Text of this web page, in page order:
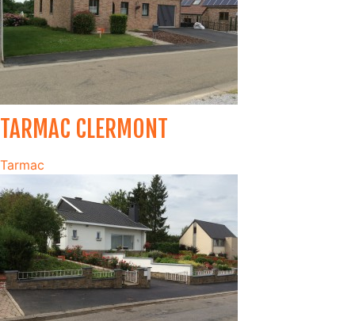
TARMAC CLERMONT
Tarmac